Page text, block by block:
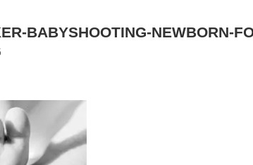
BABYSHOOTING-NEWBORN-